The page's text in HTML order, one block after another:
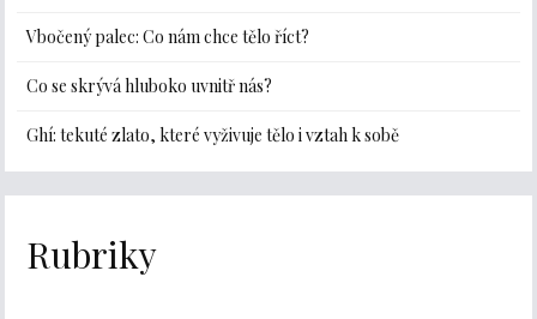
Vbočený palec: Co nám chce tělo říct?
Co se skrývá hluboko uvnitř nás?
Ghí: tekuté zlato, které vyživuje tělo i vztah k sobě
Rubriky